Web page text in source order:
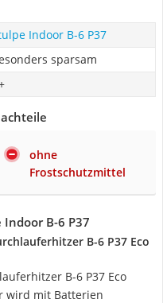
Indoor B-6 P37
sparsam
ohne
Frostschutzmittel
B-6 P37
B-6 P37 Eco
B-6 P37 Eco
wird mit Batterien